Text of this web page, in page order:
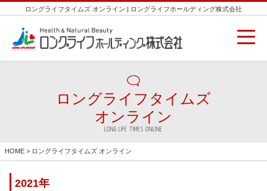
ロングライフタイムズ オンライン | ロングライフホールディング株式会社
ロングライフタイムズ
オンライン
LONG LIFE TIMES ONLINE
HOME > ロングライフタイムズ オンライン
2021年